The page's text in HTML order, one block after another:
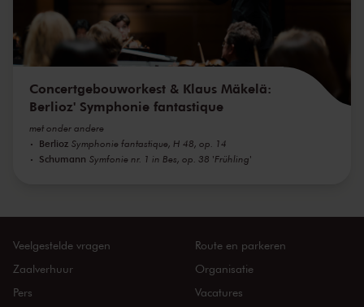
Concertgebouworkest & Klaus Mäkelä:
Berlioz' Symphonie fantastique
met onder andere
Berlioz Symphonie fantastique, H 48, op. 14
Schumann Symfonie nr. 1 in Bes, op. 38 'Frühling'
Veelgestelde vragen
Zaalverhuur
Pers
Route en parkeren
Organisatie
Vacatures